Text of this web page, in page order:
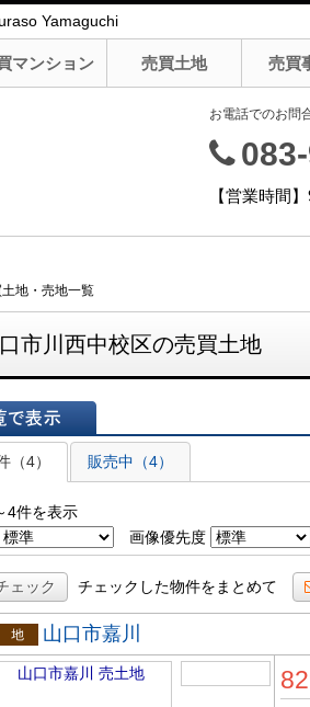
Yamaguchi
マンション 売買土地 売買
お電話でのお問
【営業時間
地・売地一覧
市川西中校区の売買土地
（4）
販売中（4）
4件を表示
画像優先度
ェック チェックした物件をまとめて
地
山口市嘉川